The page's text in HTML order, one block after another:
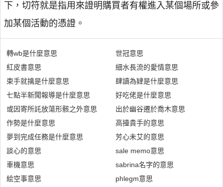
下，切符就是指用來證明購買者有權進入某個場所或參
加某個活動的憑證。
轉wb是什麼意思
紅皮書意思
束手就擒是什麼意思
七點半新聞報導是什麼意思
或因寄所託放蕩形骸之外意思
作勢是什麼意思
夢到完成任務是什麼意思
談心的意思
車機意思
絵空事意思
世冠意思
細水長流的愛情意思
肆讀為肄是什麼意思
好吃佬是什麼意思
出於幽谷遷於喬木意思
高擡貴手的意思
芳心未艾的意思
sale memo意思
sabrina名字的意思
phlegm意思